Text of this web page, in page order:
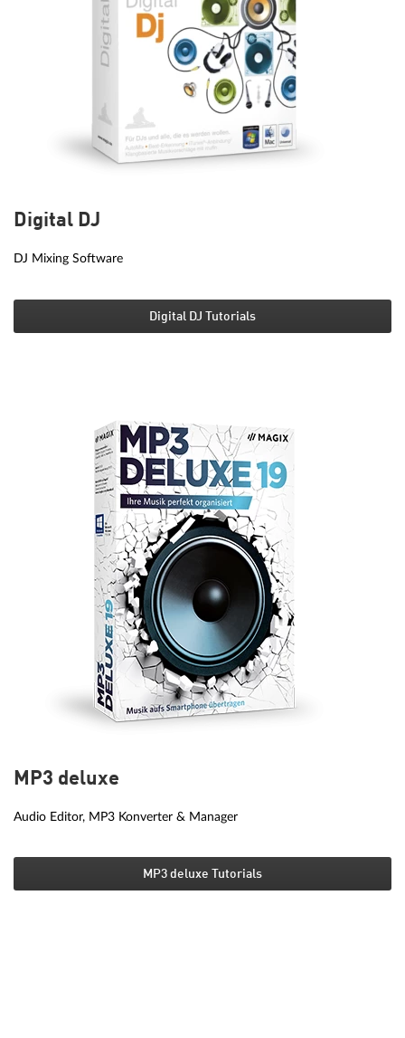
Digital DJ
DJ Mixing Software
Digital DJ Tutorials
MP3 deluxe
Audio Editor, MP3 Konverter & Manager
MP3 deluxe Tutorials